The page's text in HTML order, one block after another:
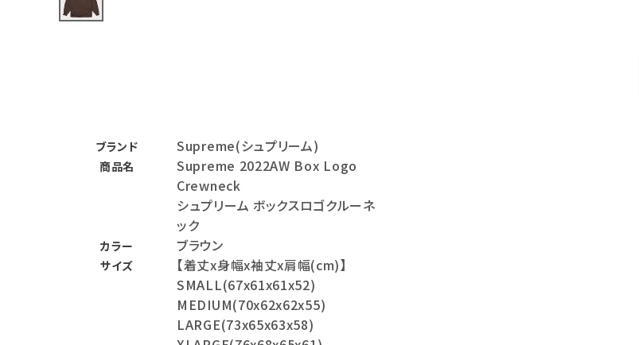
バックパック・リュック
アクセサリーブランド Supreme(シュプリーム)
商品名
Supreme 2022AW Box Logo
Crewneck
シュプリーム ボックスロゴクルーネ
ック
カラー ブラウン
サイズ
【着丈x身幅x袖丈x肩幅(cm)】
SMALL(67x61x61x52)
MEDIUM(70x62x62x55)
LARGE(73x65x63x58)